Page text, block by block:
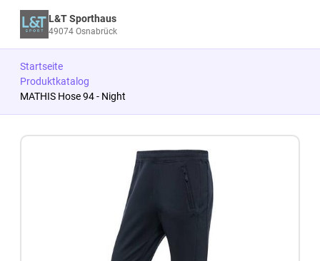
L&T Sporthaus
49074 Osnabrück
Startseite
Produktkatalog
MATHIS Hose 94 - Night